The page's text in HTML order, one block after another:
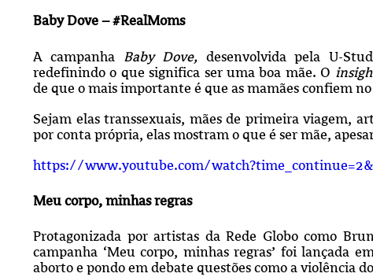
Baby Dove – #RealMoms
A campanha Baby Dove, desenvolvida pela U-
redefinindo o que significa ser uma boa mãe. O
de que o mais importante é que as mamães confiem
Sejam elas transsexuais, mães de primeira viagem,
por conta própria, elas mostram o que é ser mãe,
https://www.youtube.com/
Meu corpo, minhas regras
Protagonizada por artistas da Rede Globo como
campanha ‘Meu corpo, minhas regras’ foi lançada
aborto e pondo em debate questões como a violência